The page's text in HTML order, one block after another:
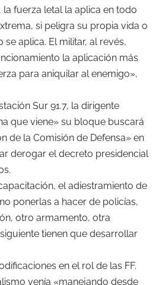
fuerza letal la aplica en todo
si peligra su propia vida o
aplica. El militar, al revés,
la aplicación más
para aniquilar al enemigo»,
Sur 91.7, la dirigente
que viene» su bloque buscará
de la Comisión de Defensa» en
derogar el decreto presidencial
el adiestramiento de
ponerlas a hacer de policías,
otro armamento, otra
tienen que desarrollar
en el rol de las FF.
venía «manejando desde